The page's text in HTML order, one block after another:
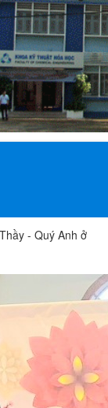
- Quý Anh ở